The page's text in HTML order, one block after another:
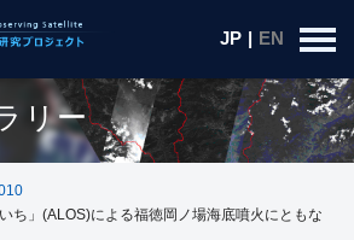
JP | EN
リー
ち」(ALOS)による福徳岡ノ場海底噴火にともな